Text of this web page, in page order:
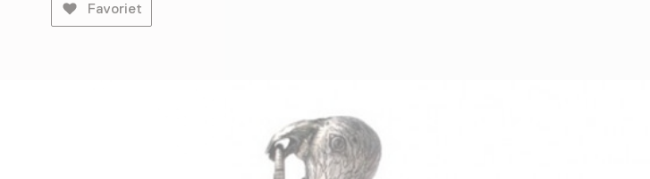
Favoriet